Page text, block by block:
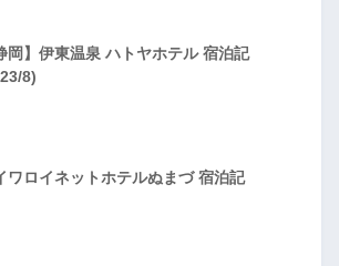
岡】伊東温泉 ハトヤホテル 宿泊記
8)
ワロイネットホテルぬまづ 宿泊記